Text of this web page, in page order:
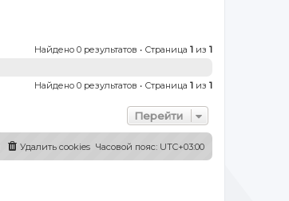
Найдено 0 результатов • Страница 1 из 1
Найдено 0 результатов • Страница 1 из 1
Перейти
Часовой пояс: UTC+03:00
Удалить cookies